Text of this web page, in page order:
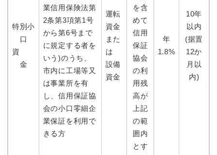
特別小
口
資
金
業信用保険法第
2条第3項第1号
から第6号まで
に規定する者を
いう)のうち、
市内に工場等又
は事業所を有
し、信用保証協
会の小口零細企
業保証を利用で
きる方
運転
資金
また
は
設備
資金
を含
めて
信用
保証
協会
の利
用残
高が
上記
の範
囲内
とす
年
1.8%
10年
以内
(据置
12か
月以
内)